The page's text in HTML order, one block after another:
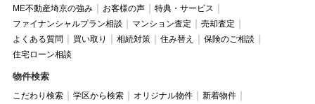
ME不動産埼京の強み
お客様の声
特典・サービス
ファイナンシャルプラン相談
マンション査定
売却査定
よくある質問
買い取り 相続対策 住み替え
保険のご相談
住宅ローン相談
物件検索
こだわり検索 学区から検索 オリジナル物件
新着物件